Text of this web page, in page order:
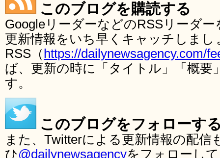
このブログを購読する
GoogleリーダーなどのRSSリーダ
更新情報をいち早くキャッチしま
RSS（ https://dailynewsagency.com/
ば、更新の時に「タイトル」「概要
す。
このブログをフォローす
また、Twitterによる更新情報の配
ひ@dailynewsagencyをフォローし